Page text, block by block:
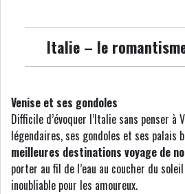
Italie – le
Venise et ses gondoles
Difficile d’évoquer l’Italie sans penser à
légendaires, ses gondoles et ses palais
meilleures destinations voyage de
porter au fil de l’eau au coucher du
inoubliable pour les amoureux.